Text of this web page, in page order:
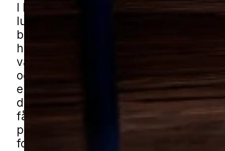
I Låsby består mange områder af
lukkede villaveje, blandede
både nye og ældre huse samt haver
hække, buskads og kompost. Her kan
være gode skjulesteder i carporte,
og andre småbygninger, ligesom
erhvervsområder og affaldsarealer
detailbutikker også kan tiltrække mus.
få musehjælp i Låsby gennem vores
partnere. Udfyld blot formularen og vi
forbinder dig med en lokal specialist.